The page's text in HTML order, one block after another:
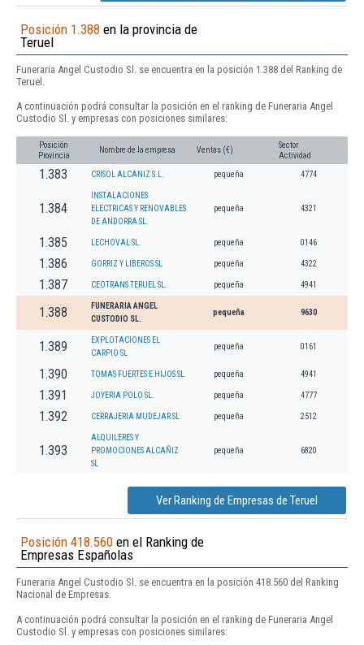
Posición 1.388 en la provincia de
Teruel
Funeraria Angel Custodio Sl. se encuentra en la posición 1.388 del Ranking de
Teruel.
A continuación podrá consultar la posición en el ranking de Funeraria Angel
Custodio Sl. y empresas con posiciones similares:
Posición
Provincia
Nombre de la empresa Ventas (€)
Sector
Actividad
1.383 CRISOL ALCANIZ S.L. pequeña 4774
1.384
INSTALACIONES
ELECTRICAS Y RENOVABLES
DE ANDORRA SL.
pequeña 4321
1.385 LECHOVAL SL. pequeña 0146
1.386 GORRIZ Y LIBEROS SL pequeña 4322
1.387 CEOTRANS TERUEL SL. pequeña 4941
1.388
FUNERARIA ANGEL
CUSTODIO SL.
pequeña 9630
1.389
EXPLOTACIONES EL
CARPIO SL
pequeña 0161
1.390 TOMAS FUERTES E HIJOS SL pequeña 4941
1.391 JOYERIA POLO SL. pequeña 4777
1.392 CERRAJERIA MUDEJAR SL pequeña 2512
1.393
ALQUILERES Y
PROMOCIONES ALCAÑIZ
SL
pequeña 6820
Ver Ranking de Empresas de Teruel
Posición 418.560 en el Ranking de
Empresas Españolas
Funeraria Angel Custodio Sl. se encuentra en la posición 418.560 del Ranking
Nacional de Empresas.
A continuación podrá consultar la posición en el ranking de Funeraria Angel
Custodio Sl. y empresas con posiciones similares: